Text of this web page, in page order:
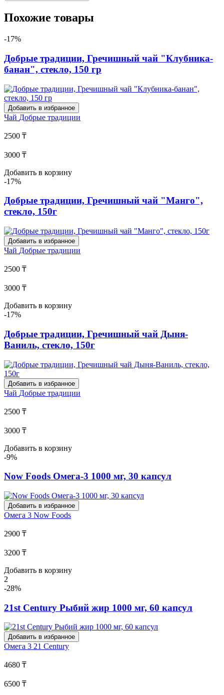
Похожие товары
-17%
Добрые традиции, Гречишный чай "Клубника-
банан", стекло, 150 гр
Добавить в избранное
Чай Добрые традиции
2500 ₸
3000 ₸
Добавить в корзину
-17%
Добрые традиции, Гречишный чай "Манго",
стекло, 150г
Добавить в избранное
Чай Добрые традиции
2500 ₸
3000 ₸
Добавить в корзину
-17%
Добрые традиции, Гречишный чай Дыня-
Ваниль, стекло, 150г
Добавить в избранное
Чай Добрые традиции
2500 ₸
3000 ₸
Добавить в корзину
-9%
Now Foods Омега-3 1000 мг, 30 капсул
Добавить в избранное
Омега 3 Now Foods
2900 ₸
3200 ₸
Добавить в корзину
2
-28%
21st Century Рыбий жир 1000 мг, 60 капсул
Добавить в избранное
Омега 3 21 Century
4680 ₸
6500 ₸